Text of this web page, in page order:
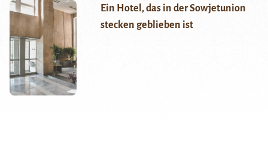
Ein Hotel, das in der Sowjetunion
stecken geblieben ist